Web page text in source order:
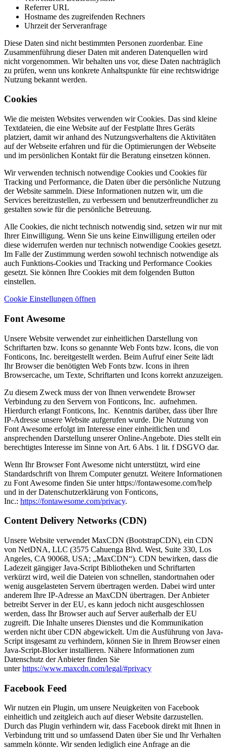
Referrer URL
Hostname des zugreifenden Rechners
Uhrzeit der Serveranfrage
Diese Daten sind nicht bestimmten Personen zuordenbar. Eine
Zusammenführung dieser Daten mit anderen Datenquellen wird
nicht vorgenommen. Wir behalten uns vor, diese Daten nachträglich
zu prüfen, wenn uns konkrete Anhaltspunkte für eine rechtswidrige
Nutzung bekannt werden.
Cookies
Wie die meisten Websites verwenden wir Cookies. Das sind kleine
Textdateien, die eine Website auf der Festplatte Ihres Geräts
platziert, damit wir anhand des Nutzungsverhaltens die Aktivitäten
auf der Webseite erfahren und für die Optimierungen der Webseite
und im persönlichen Kontakt für die Beratung einsetzen können.
Wir verwenden technisch notwendige Cookies und Cookies für
Tracking und Performance, die Daten über die persönliche Nutzung
der Website sammeln. Diese Informationen nutzen wir, um die
Services bereitzustellen, zu verbessern und benutzerfreundlicher zu
gestalten sowie für die persönliche Betreuung.
Alle Cookies, die nicht technisch notwendig sind, setzen wir nur mit
Ihrer Einwilligung. Wenn Sie uns keine Einwilligung erteilen oder
diese widerrufen werden nur technisch notwendige Cookies gesetzt.
Im Falle der Zustimmung werden sowohl technisch notwendige als
auch Funktions-Cookies und Tracking und Performance Cookies
gesetzt. Sie können Ihre Cookies mit dem folgenden Button
einstellen.
Cookie Einstellungen öffnen
Font Awesome
Unsere Website verwendet zur einheitlichen Darstellung von
Schriftarten bzw. Icons so genannte Web Fonts bzw. Icons, die von
Fonticons, Inc. bereitgestellt werden. Beim Aufruf einer Seite lädt
Ihr Browser die benötigten Web Fonts bzw. Icons in ihren
Browsercache, um Texte, Schriftarten und Icons korrekt anzuzeigen.
Zu diesem Zweck muss der von Ihnen verwendete Browser
Verbindung zu den Servern von Fonticons, Inc. aufnehmen.
Hierdurch erlangt Fonticons, Inc. Kenntnis darüber, dass über Ihre
IP-Adresse unsere Website aufgerufen wurde. Die Nutzung von
Font Awesome erfolgt im Interesse einer einheitlichen und
ansprechenden Darstellung unserer Online-Angebote. Dies stellt ein
berechtigtes Interesse im Sinne von Art. 6 Abs. 1 lit. f DSGVO dar.
Wenn Ihr Browser Font Awesome nicht unterstützt, wird eine
Standardschrift von Ihrem Computer genutzt. Weitere Informationen
zu Font Awesome finden Sie unter https://fontawesome.com/help
und in der Datenschutzerklärung von Fonticons,
Inc.: https://fontawesome.com/privacy.
ContentDelivery Networks (CDN)
Unsere Website verwendet MaxCDN (BootstrapCDN), ein CDN
von NetDNA, LLC (3575 Cahuenga Blvd. West, Suite 330, Los
Angeles, CA 90068, USA; „MaxCDN“). CDN bewirken, dass die
Ladezeit gängiger Java-Script Bibliotheken und Schriftarten
verkürzt wird, weil die Dateien von schnellen, standortnahen oder
wenig ausgelasteten Servern übertragen werden. Dabei wird unter
anderem Ihre IP-Adresse an MaxCDN übertragen. Der Anbieter
betreibt Server in der EU, es kann jedoch nicht ausgeschlossen
werden, dass Ihr Browser auch auf Server außerhalb der EU
zugreift. Die Inhalte unseres Dienstes und die Kommunikation
werden nicht über CDN abgewickelt. Um die Ausführung von Java-
Script insgesamt zu verhindern, können Sie in Ihrem Browser einen
Java-Script-Blocker installieren. Nähere Informationen zum
Datenschutz der Anbieter finden Sie
unterhttps://www.maxcdn.com/legal/#privacy
Facebook Feed
Wir nutzen ein Plugin, um unsere Neuigkeiten von Facebook
einheitlich und zeitgleich auch auf dieser Website darzustellen.
Durch das Plugin verhindern wir, dass Facebook direkt mit Ihnen in
Verbindung tritt und so umfassend Daten über Sie und Ihr Verhalten
sammeln könnte. Wir senden lediglich eine Anfrage an die